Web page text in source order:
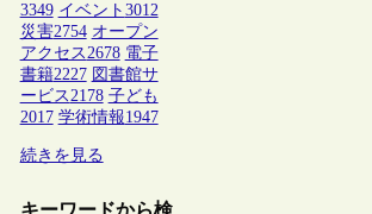
3349 イベント 3012
災害2754 オープン
アクセス2678 電子
書籍2227 図書館サ
ービス2178 子ども
2017 学術情報1947
続きを見る
キーワードから検